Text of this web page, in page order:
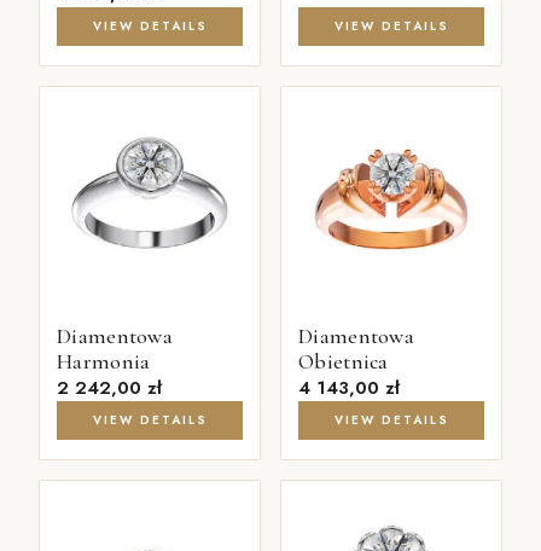
VIEW DETAILS VIEW DETAILS
Diamentowa
Harmonia
2 242,00 zł
VIEW DETAILS
Diamentowa
Obietnica
4 143,00 zł
VIEW DETAILS